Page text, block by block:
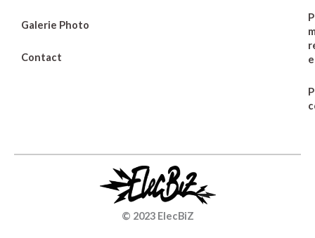
Galerie Photo
Contact
© 2023 ElecBiZ